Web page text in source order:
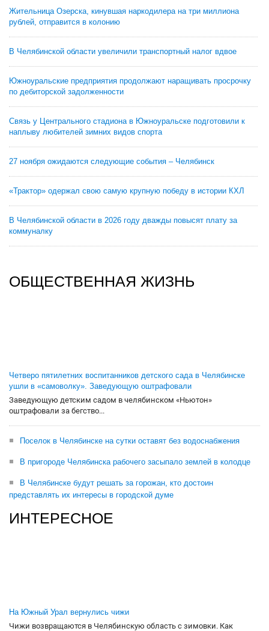
Жительница Озерска, кинувшая наркодилера на три миллиона
рублей, отправится в колонию
В Челябинской области увеличили транспортный налог вдвое
Южноуральские предприятия продолжают наращивать просрочку
по дебиторской задолженности
Связь у Центрального стадиона в Южноуральске подготовили к
наплыву любителей зимних видов спорта
27 ноября ожидаются следующие события – Челябинск
«Трактор» одержал свою самую крупную победу в истории КХЛ
В Челябинской области в 2026 году дважды повысят плату за
коммуналку
ОБЩЕСТВЕННАЯ ЖИЗНЬ
Четверо пятилетних воспитанников детского сада в Челябинске
ушли в «самоволку». Заведующую оштрафовали
Заведующую детским садом в челябинском «Ньютон»
оштрафовали за бегство...
Поселок в Челябинске на сутки оставят без водоснабжения
В пригороде Челябинска рабочего засыпало землей в колодце
В Челябинске будут решать за горожан, кто достоин
представлять их интересы в городской думе
ИНТЕРЕСНОЕ
На Южный Урал вернулись чижи
Чижи возвращаются в Челябинскую область с зимовки. Как